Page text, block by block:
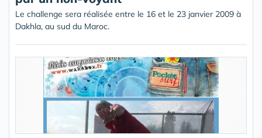
Le challenge sera réalisée entre le 16 et le 23 janvier 2009 à
Dakhla, au sud du Maroc.